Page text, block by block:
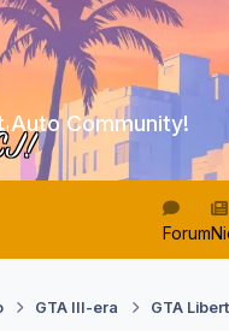
Auto Community!
Forum
GTA III-era GTA